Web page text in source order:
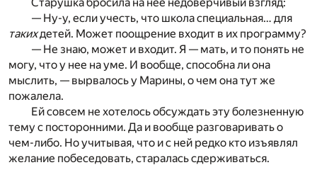
— Ну-у, если учесть, что школа специальная… для
такихдетей. Может поощрение входит в их программу?
— Не знаю, может и входит. Я — мать, и то понять не
могу, что у нее на уме. И вообще, способна ли она
мыслить, — вырвалось у Марины, о чем она тут же
пожалела.
Ей совсем не хотелось обсуждать эту болезненную
тему с посторонними. Да и вообще разговаривать о
чем-либо. Но учитывая, что и с ней редко кто изъявлял
желание побеседовать, старалась сдерживаться.